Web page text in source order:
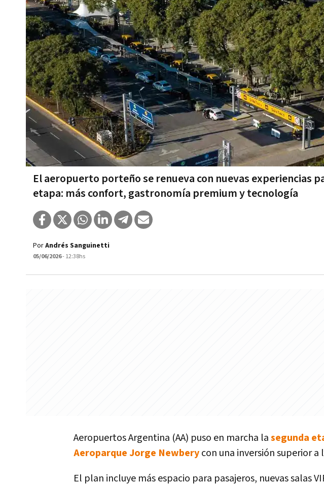
El aeropuerto porteño se renueva con nuevas experiencias
etapa: más confort, gastronomía premium y tecnología
PorAndrés Sanguinetti
05/06/2026- 12:38hs
Aeropuertos Argentina (AA) puso en marcha lasegunda
Aeroparque Jorge Newberycon una inversión superior a
El plan incluye más espacio para pasajeros, nuevas salas